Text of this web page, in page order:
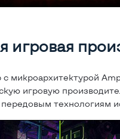
игровая
микроархитектурой
игровую
технологиям